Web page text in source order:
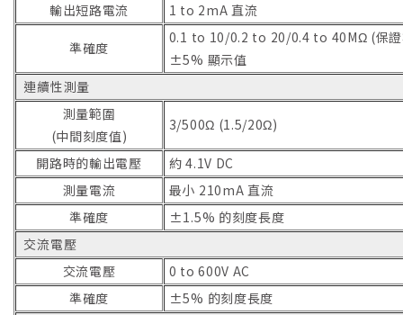
輸出短路電流
1 to 2mA 直流
準確度
0.1 to 10/0.2 to 20/0.4 to 40MΩ (保
±5% 顯示值
連續性測量
測量範圍
(中間刻度值)
3/500Ω (1.5/20Ω)
開路時的輸出電壓
約 4.1V DC
測量電流
最小 210mA 直流
準確度
±1.5% 的刻度長度
交流電壓
交流電壓
0 to 600V AC
準確度
±5% 的刻度長度